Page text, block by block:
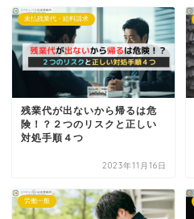
未払残業代・給料請求
残業代が出ないから帰るは危
険！？２つのリスクと正しい
対処手順４つ
2023年11月16日
労働一般